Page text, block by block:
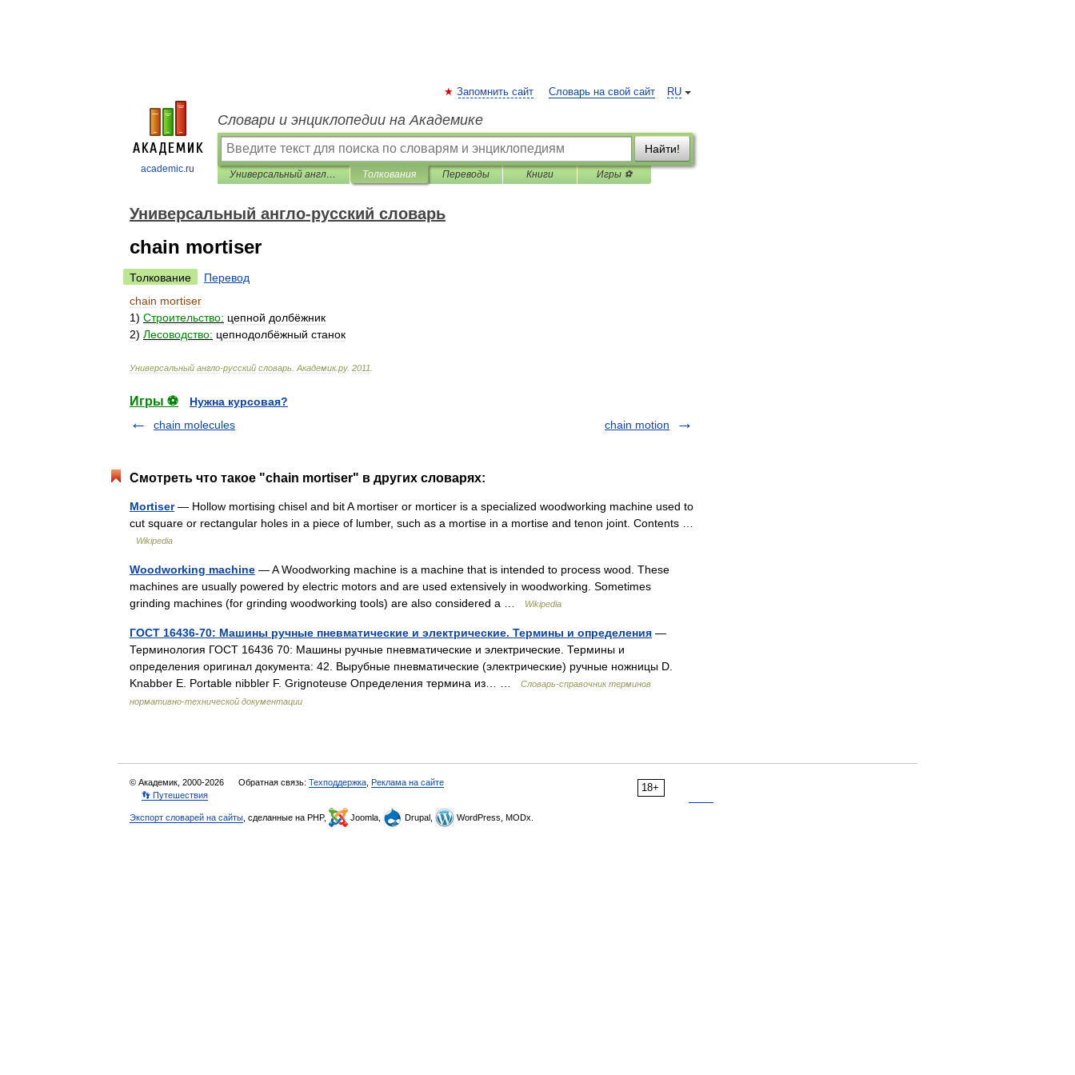
academic.ru
RU
Запомнить сайт Словарь на свой сайт
Словари и энциклопедии на Академике
Найти!
Универсальный англо-русский словарь Толкования Переводы Книги Игры ⚽
Универсальный англо-русский словарь
chain mortiser
Толкование
Перевод
chain mortiser
1) Строительство: цепной долбёжник
2) Лесоводство: цепнодолбёжный станок
Универсальный англо-русский словарь Академик.ру. 2011
Игры ⚽
Нужна курсовая?
chain molecules
chain motion
Смотреть что такое "chain mortiser" в других словарях:
Mortiser— Hollow mortising chisel and bit A mortiser or morticer is a specialized woodworking machine used to
cut square or rectangular holes in a piece of lumber, such as a mortise in a mortise and tenon joint. Contents …
Wikipedia
Woodworking machine — A Woodworking machine is a machine that is intended to process wood. These
machines are usually powered by electric motors and are used extensively in woodworking. Sometimes
grinding machines (for grinding woodworking tools) are also considered a …
Wikipedia
ГОСТ 16436-70: Машины ручные пневматические и электрические. Термины и определения —
Терминология ГОСТ 16436 70: Машины ручные пневматические и электрические. Термины и
определения оригинал документа: 42. Вырубные пневматические (электрические) ручные ножницы D.
Knabber E. Portable nibbler F. Grignoteuse Определения термина из… …
Словарь-справочник терминов
нормативно-технической документации
18+
© Академик, 2000-2026 Обратная связь: Техподдержка Реклама на сайте
👣 Путешествия
Экспорт словарей на сайты , сделанные на PHP, Joomla, Drupal, WordPress, MODx.